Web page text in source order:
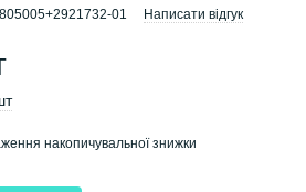
01 Написати відгук
накопичувальної знижки